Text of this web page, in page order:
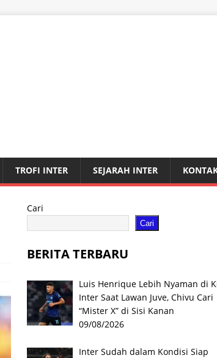
TROFI INTER SEJARAH INTER
Cari
Cari
BERITA TERBARU
Luis Henrique Lebih Nyaman di
Inter Saat Lawan Juve, Chivu Cari
“Mister X” di Sisi Kanan
09/08/2026
Inter Sudah dalam Kondisi Siap